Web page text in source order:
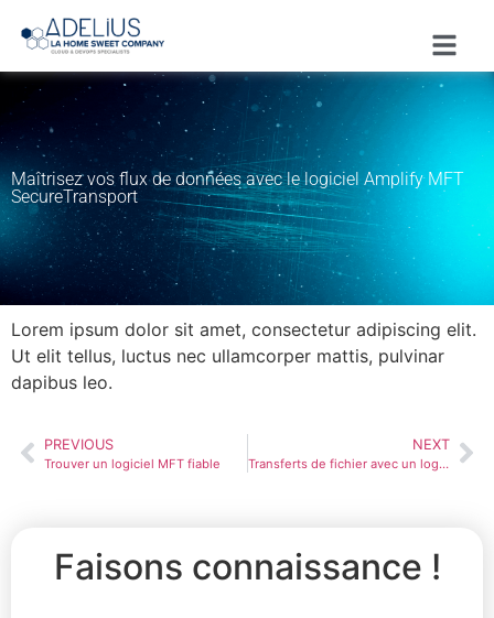
Maîtrisez vos flux de données avec le logiciel Amplify MFT
SecureTransport
Lorem ipsum dolor sit amet, consectetur adipiscing elit.
Ut elit tellus, luctus nec ullamcorper mattis, pulvinar
dapibus leo.
PREVIOUS
Trouver un logiciel MFT fiable
NEXT
Transferts de fichier avec un logiciel MFT sécurisé
Faisons connaissance !